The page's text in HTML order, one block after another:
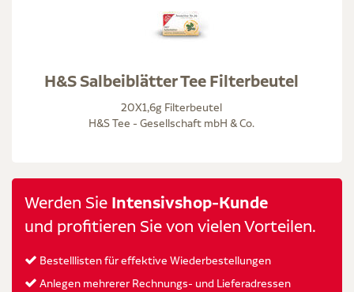
H&S Salbeiblätter Tee Filterbeutel
20X1,6g Filterbeutel
H&S Tee - Gesellschaft mbH & Co.
Werden Sie Intensivshop-Kunde
und profitieren Sie von vielen Vorteilen.
Bestelllisten für effektive Wiederbestellungen
Anlegen mehrerer Rechnungs- und Lieferadressen